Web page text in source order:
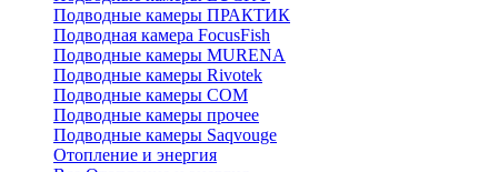
Подводные камеры ПРАКТИК
Подводная камера FocusFish
Подводные камеры MURENA
Подводные камеры Rivotek
Подводные камеры СОМ
Подводные камеры прочее
Подводные камеры Saqvouge
Отопление и энергия